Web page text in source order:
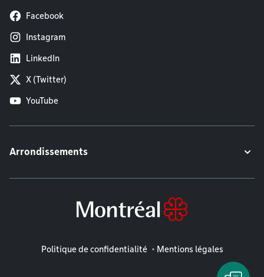
Facebook
Instagram
LinkedIn
X (Twitter)
YouTube
Arrondissements
Mentions légales
Politique de confidentialité Mentions légales